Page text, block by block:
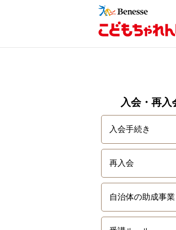
入会・再入
入会手続き
再入会
自治体の助成事